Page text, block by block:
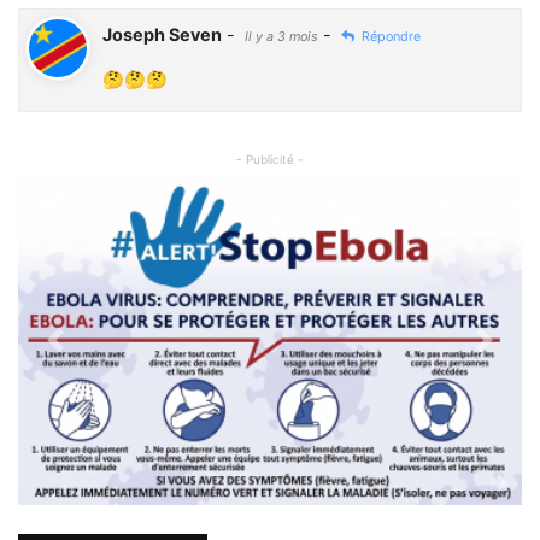
Joseph Seven - Il y a 3 mois - Répondre
🤔🤔🤔
- Publicité -
Previous Next